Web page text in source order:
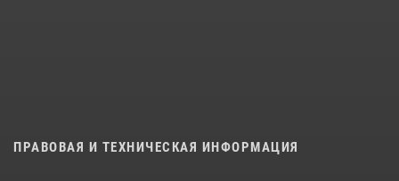
ПРАВОВАЯ И ТЕХНИЧЕСКАЯ ИНФОРМАЦИЯ